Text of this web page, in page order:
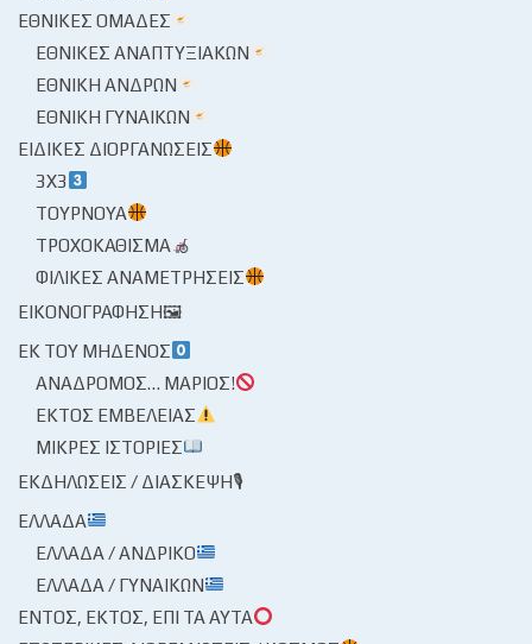
ΕΘΝΙΚΈΣ ΟΜΆΔΕΣ
ΕΘΝΙΚΈΣ ΑΝΑΠΤΥΞΙΑΚΏΝ
ΕΘΝΙΚΉ ΑΝΔΡΏΝ
ΕΘΝΙΚΉ ΓΥΝΑΙΚΏΝ
ΕΙΔΙΚΈΣ ΔΙΟΡΓΑΝΏΣΕΙΣ
3X3
ΤΟΥΡΝΟΥΆ
ΤΡΟΧΟΚΆΘΙΣΜΑ
ΦΙΛΙΚΈΣ ΑΝΑΜΕΤΡΉΣΕΙΣ
ΕΙΚΟΝΟΓΡΆΦΗΣΗ🖼
ΕΚ ΤΟΥ ΜΗΔΕΝΌΣ
ΑΝΆΔΡΟΜΟΣ… ΜΆΡΙΟΣ!
ΕΚΤΌΣ ΕΜΒΈΛΕΙΑΣ
ΜΙΚΡΈΣ ΙΣΤΟΡΊΕΣ
ΕΚΔΗΛΏΣΕΙΣ / ΔΙΆΣΚΕΨΗ🎙
ΕΛΛΆΔΑ
ΕΛΛΆΔΑ / ΑΝΔΡΙΚΌ
ΕΛΛΆΔΑ / ΓΥΝΑΙΚΏΝ
ΕΝΤΌΣ, ΕΚΤΌΣ, ΕΠΊ ΤΑ ΑΥΤΆ